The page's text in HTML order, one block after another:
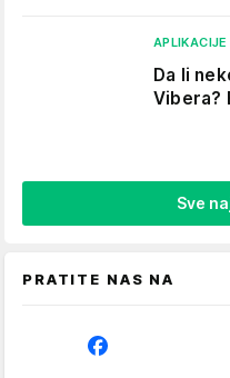
APLIKACIJE
Da li
Vibera?
Sve
PRATITE NAS NA